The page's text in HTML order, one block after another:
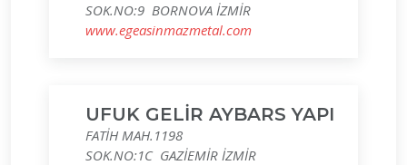
SOK.NO:9 BORNOVA İZMİR
www.egeasinmazmetal.com
UFUK GELİR AYBARS YAPI
FATİH MAH.1198
SOK.NO:1C GAZİEMİR İZMİR